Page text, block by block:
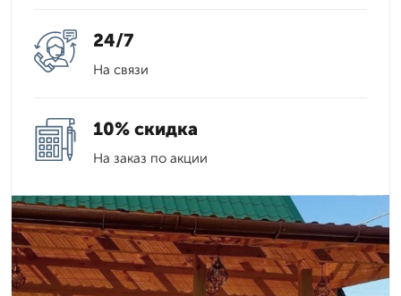
24/7
На связи
10% скидка
На заказ по акции